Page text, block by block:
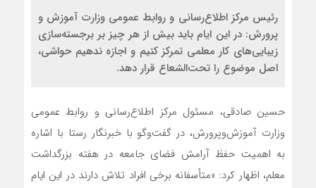
رئیس مرکز اطلاع‌رسانی و روابط عمومی وزارت آموزش و
پرورش: در این ایام باید بیش از هر چیز بر برجسته‌سازی
زیبایی‌های کار معلمی تمرکز کنیم و اجازه ندهیم حواشی،
اصل موضوع را تحت‌الشعاع قرار دهد.
حسین صادقی، مسئول مرکز اطلاع‌رسانی و روابط عمومی
وزارت آموزش‌وپرورش، در گفت‌وگو با خبرنگار رستا با اشاره
به اهمیت حفظ آرامش فضای جامعه در هفته بزرگداشت
معلم، اظهار کرد: «متأسفانه برخی افراد تلاش دارند در این ایام